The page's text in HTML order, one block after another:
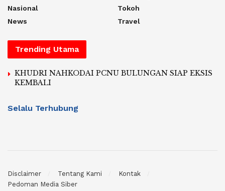
Nasional
News
Tokoh
Travel
Trending Utama
KHUDRI NAHKODAI PCNU BULUNGAN SIAP EKSIS
KEMBALI
Selalu Terhubung
Disclaimer Tentang Kami
Kontak
Pedoman Media Siber